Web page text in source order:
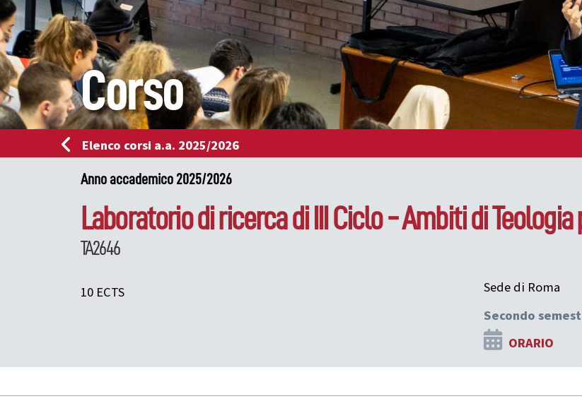
Corso
Elenco corsi a.a. 2025/2026
Anno accademico 2025/2026
Laboratorio di ricerca di III Ciclo - Ambiti di
TA2646
10 ECTS
Sede di Roma
Secondo
ORARIO